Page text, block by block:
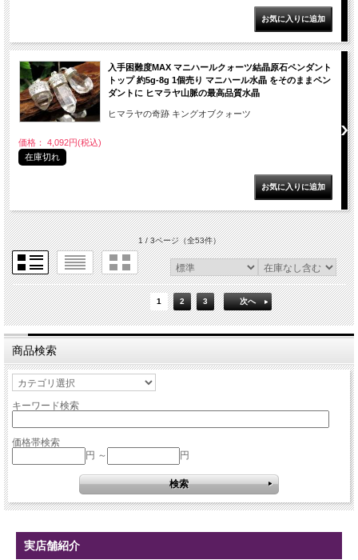
入手困難度MAX マニハールクォーツ結晶原石ペンダント
トップ 約5g-8g 1個売り マニハール水晶 をそのままペン
ダントに ヒマラヤ山脈の最高品質水晶
ヒマラヤの奇跡 キングオブクォーツ
価格： 4,092円(税込)
在庫切れ
1 / 3ページ（全53件）
1 2 3 次へ
商品検索
キーワード検索
価格帯検索
円 ～
円
実店舗紹介